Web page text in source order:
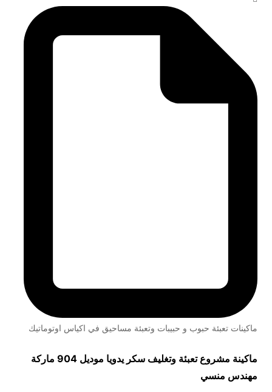
ماكينات تعبئة حبوب و حبيبات وتعبئة مساحيق في اكياس اوتوماتيك
ماكينة مشروع تعبئة وتغليف سكر يدويا موديل 904 ماركة
مهندس منسي